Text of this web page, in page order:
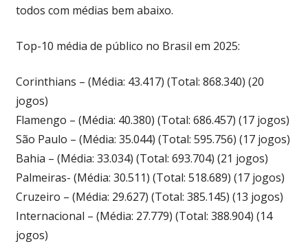
todos com médias bem abaixo.
Top-10 média de público no Brasil em 2025:
Corinthians – (Média: 43.417) (Total: 868.340) (20
jogos)
Flamengo – (Média: 40.380) (Total: 686.457) (17 jogos)
São Paulo – (Média: 35.044) (Total: 595.756) (17 jogos)
Bahia – (Média: 33.034) (Total: 693.704) (21 jogos)
Palmeiras- (Média: 30.511) (Total: 518.689) (17 jogos)
Cruzeiro – (Média: 29.627) (Total: 385.145) (13 jogos)
Internacional – (Média: 27.779) (Total: 388.904) (14
jogos)